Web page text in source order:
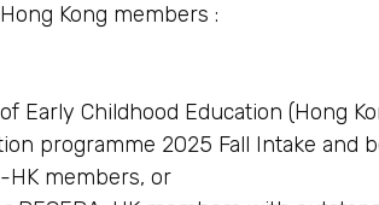
Kong members :
Early Childhood Education (Hong
programme 2025 Fall Intake and
HK members, or